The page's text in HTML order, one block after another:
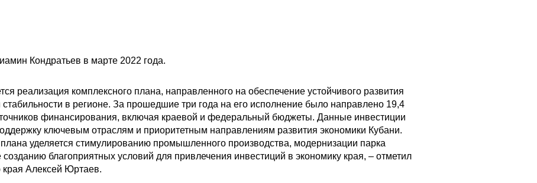
Кондратьев в марте 2022 года.
реализация комплексного плана, направленного на обеспечение устойчивого развития
в регионе. За прошедшие три года на его исполнение было направлено 19,4
финансирования, включая краевой и федеральный бюджеты. Данные инвестиции
ключевым отраслям и приоритетным направлениям развития экономики Кубани.
уделяется стимулированию промышленного производства, модернизации парка
благоприятных условий для привлечения инвестиций в экономику края, – отметил
края Алексей Юртаев.